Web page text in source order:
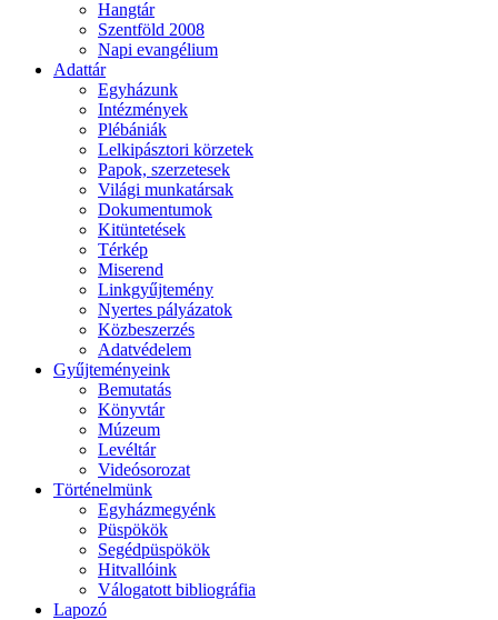
Hangtár
Szentföld 2008
Napi evangélium
Adattár
Egyházunk
Intézmények
Plébániák
Lelkipásztori körzetek
Papok, szerzetesek
Világi munkatársak
Dokumentumok
Kitüntetések
Térkép
Miserend
Linkgyűjtemény
Nyertes pályázatok
Közbeszerzés
Adatvédelem
Gyűjteményeink
Bemutatás
Könyvtár
Múzeum
Levéltár
Videósorozat
Történelmünk
Egyházmegyénk
Püspökök
Segédpüspökök
Hitvallóink
Válogatott bibliográfia
Lapozó